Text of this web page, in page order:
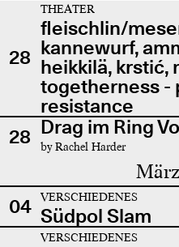
28
THEATER
fleischlin/
kannewurf,
heikkilä, krstić,
togetherness -
resistance
28 Drag im Ring
by Rachel Harder
04 VERSCHIEDENES
Südpol Slam
VERSCHIEDENES